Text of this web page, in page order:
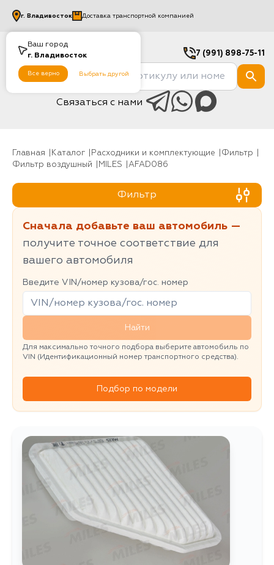
Ваш город
г. Владивосток
Все верно Выбрать другой
г. Владивосток Доставка транспортной компанией
7 (991) 898-75-11
Связаться с нами
Главная Каталог Расходники и комплектующие
фильтр
Фильтр воздушный
MILES AFAD086
Фильтр
Сначала добавьте ваш автомобиль —
получите точное соответствие для
вашего автомобиля
Введите VIN/номер кузова/гос. номер
Найти
Для максимально точного подбора выберите автомобиль по
VIN (Идентификационный номер транспортного средства).
Подбор по модели